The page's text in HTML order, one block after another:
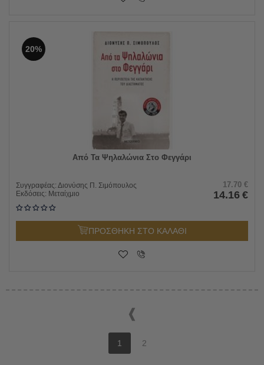
20%
Από Τα Ψηλαλώνια Στο Φεγγάρι
Συγγραφέας: Διονύσης Π. Σιμόπουλος
Εκδόσεις: Μεταίχμιο
17.70 €
14.16 €
ΠΡΟΣΘΗΚΗ ΣΤΟ ΚΑΛΑΘΙ
1 2